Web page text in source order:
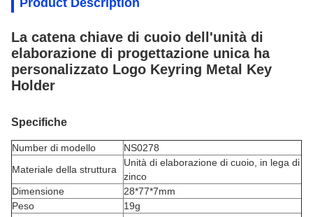
Product Description
La catena chiave di cuoio dell'unità di
elaborazione di progettazione unica ha
personalizzato Logo Keyring Metal Key
Holder
Specifiche
Number di modello
NS0278
Materiale della struttura
Unità di elaborazione di cuoio, in lega di
zinco
Dimensione
28*77*7mm
Peso
19g